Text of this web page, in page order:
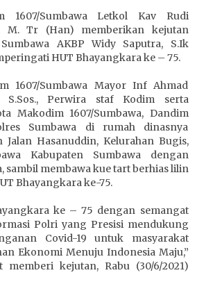
Sumbawa
Rekomendasi dan
487 Atlet dari Berbagai
pada PORPROV XII
Salurkan Bantuan
Inovasi Lewat
1607/Sumbawa Letkol Kav Rudi
M. Tr (Han) memberikan kejutan
AKBP Widy Saputra, S.Ik
HUT Bhayangkara ke – 75.
1607/Sumbawa Mayor Inf Ahmad
S.Sos., Perwira staf Kodim serta
Makodim 1607/Sumbawa, Dandim
Sumbawa di rumah dinasnya
Jalan Hasanuddin, Kelurahan Bugis,
Kabupaten Sumbawa dengan
sambil membawa kue tart berhias lilin
Bhayangkara ke-75.
ke – 75 dengan semangat
Polri yang Presisi mendukung
Covid-19 untuk masyarakat
Ekonomi Menuju Indonesia Maju,”
memberi kejutan, Rabu (30/6/2021)